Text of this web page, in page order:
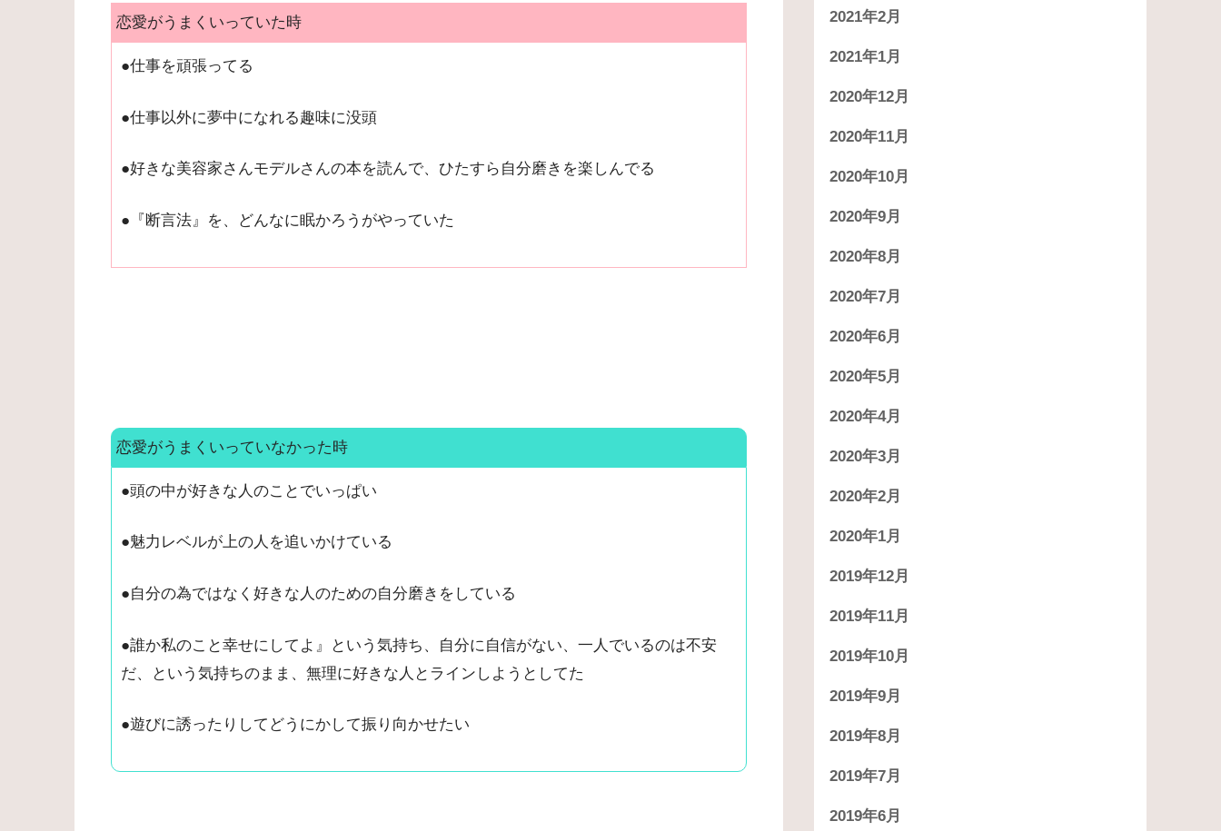
恋愛がうまくいっていた時
●仕事を頑張ってる
●仕事以外に夢中になれる趣味に没頭
●好きな美容家さんモデルさんの本を読んで、ひたすら自分磨きを楽しんでる
●『断言法』を、どんなに眠かろうがやっていた
恋愛がうまくいっていなかった時
●頭の中が好きな人のことでいっぱい
●魅力レベルが上の人を追いかけている
●自分の為ではなく好きな人のための自分磨きをしている
●誰か私のこと幸せにしてよ』という気持ち、自分に自信がない、一人でいるのは不安
だ、という気持ちのまま、無理に好きな人とラインしようとしてた
●遊びに誘ったりしてどうにかして振り向かせたい
2021年2月
2021年1月
2020年12月
2020年11月
2020年10月
2020年9月
2020年8月
2020年7月
2020年6月
2020年5月
2020年4月
2020年3月
2020年2月
2020年1月
2019年12月
2019年11月
2019年10月
2019年9月
2019年8月
2019年7月
2019年6月